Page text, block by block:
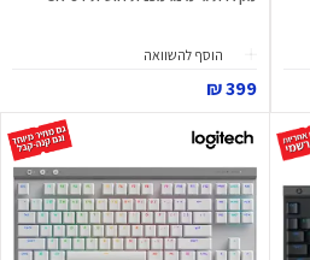
הוסף להשוואה
399 ₪